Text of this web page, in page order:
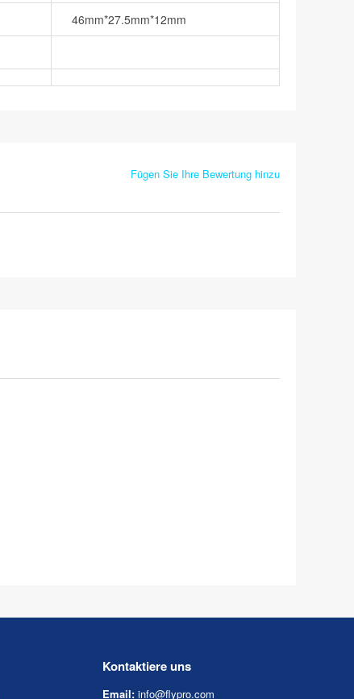
46mm*27.5mm*12mm
Fügen Sie Ihre Bewertung hinzu
Kontaktiere uns
Email: info@flypro.com